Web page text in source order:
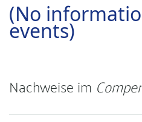
(No
events)
Nachweise im